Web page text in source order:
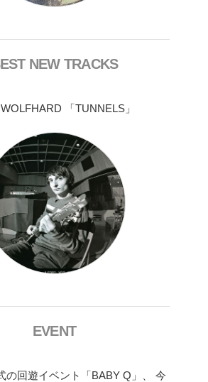
NEW TRACKS
「TUNNELS」
EVENT
の回遊イベント「BABY Q」、 今